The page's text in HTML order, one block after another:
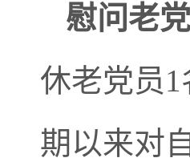
慰问老
休老党员
期以来对